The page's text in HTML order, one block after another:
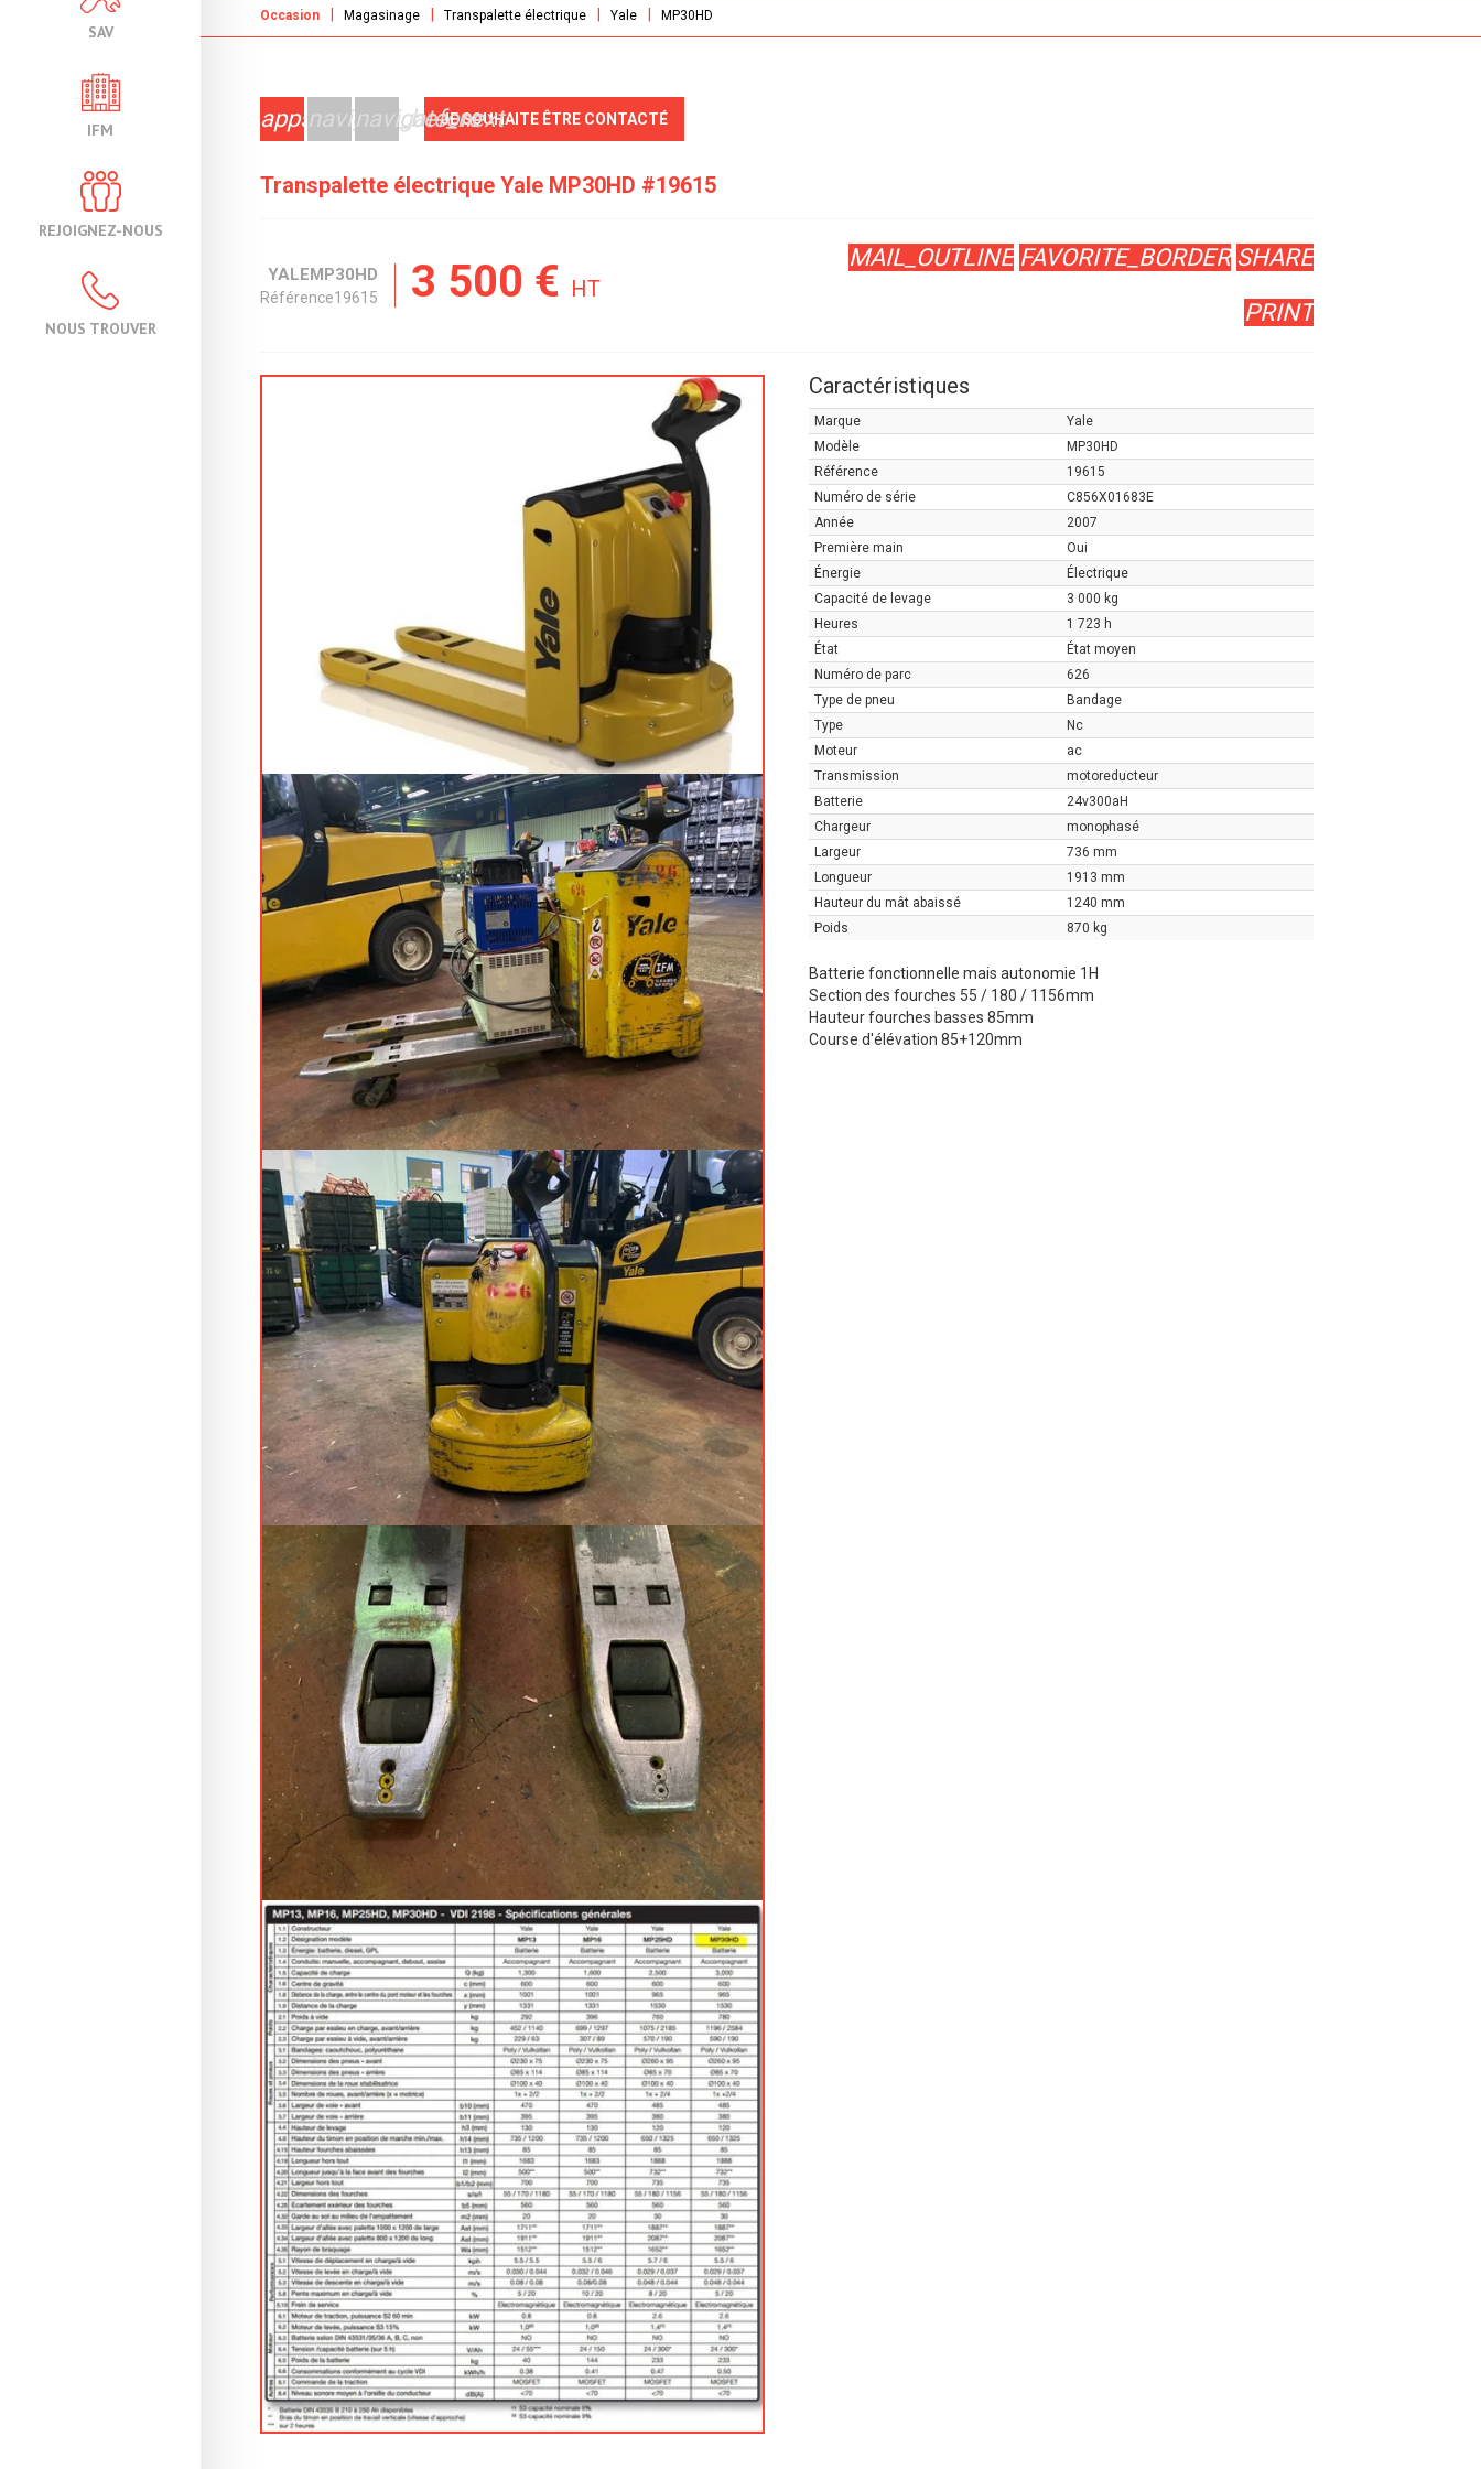
SAV
IFM
REJOIGNEZ-NOUS
NOUS TROUVER
Occasion Magasinage Transpalette électrique Yale MP30HD
Transpalette électrique Yale MP30HD #19615
appsnavigate_before
navigate_nextJE SOUHAITE ÊTRE CONTACTÉ
YALEMP30HD
Référence19615 3 500 € HT
FAVORITE_BORDER
MAIL_OUTLINE
SHARE
PRINT
Caractéristiques
Marque
Yale
Modèle
MP30HD
Référence
19615
Numéro de série
C856X01683E
Année
2007
Première main
Oui
Énergie
Électrique
Capacité de levage
3 000 kg
Heures
1 723 h
État
État moyen
Numéro de parc
626
Type de pneu
Bandage
Type
Nc
Moteur
ac
Transmission
motoreducteur
Batterie
24v300aH
Chargeur
monophasé
Largeur
736 mm
Longueur
1913 mm
Hauteur du mât abaissé
1240 mm
Poids
870 kg
Batterie fonctionnelle mais autonomie 1H
Section des fourches 55 / 180 / 1156mm
Hauteur fourches basses 85mm
Course d'élévation 85+120mm